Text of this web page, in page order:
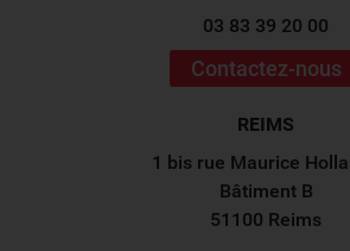
03 83 39 20 00
Contactez-nous
REIMS
1 bis rue Maurice
Bâtiment B
51100 Reims